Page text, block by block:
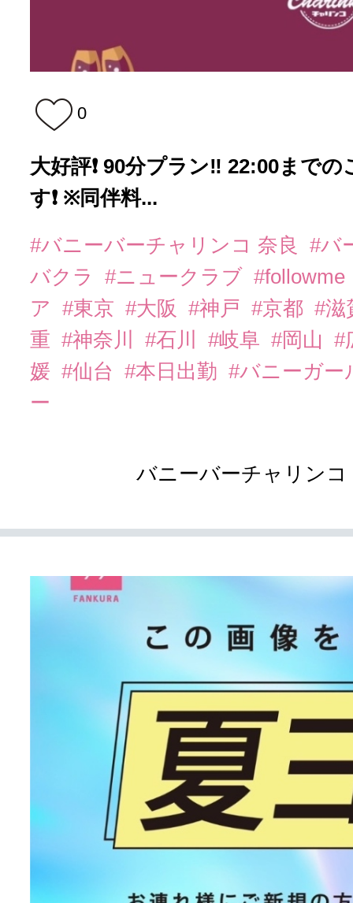
0
大好評❗️ 90分プラン‼️ 22:00まで
す❗️ ※同伴料...
#バニーバーチャリンコ 奈良
#バ
バクラ
#ニュークラブ #followme
ア
#東京 #大阪 #神戸 #京都 #
重 #神奈川 #石川 #岐阜 #岡山
#
媛 #仙台 #本日出勤 #バニーガ
ー
バニーバーチャリンコ